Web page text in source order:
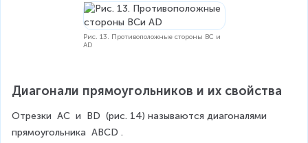
=
\
a
Рис. 13. Противоположные стороны BC и
AD
Диагонали прямоугольников и их свойства
Отрезки AC и BD (рис. 14) называются диагоналями
прямоугольника ABCD .